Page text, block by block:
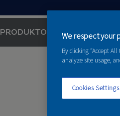
PRODUKTOVÉ NOVINKY
We respect your
By clicking “Accept
analyze site usage,
Cookies Settings